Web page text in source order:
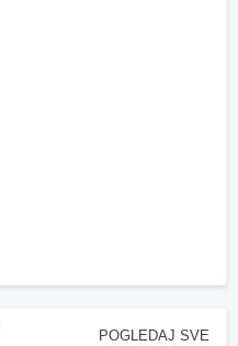
POGLEDAJ SVE